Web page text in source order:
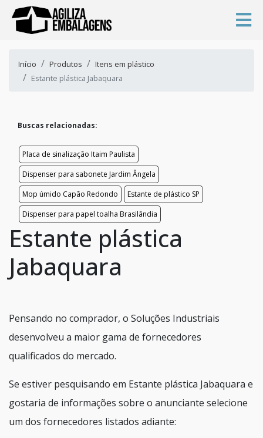
Início Produtos
Itens em plástico
Estante plástica Jabaquara
Buscas relacionadas:
Placa de sinalização Itaim Paulista
Dispenser para sabonete Jardim Ângela
Mop úmido Capão Redondo
Estante de plástico SP
Dispenser para papel toalha Brasilândia
Estante plástica
Jabaquara
Pensando no comprador, o Soluções Industriais
desenvolveu a maior gama de fornecedores
qualificados do mercado.
Se estiver pesquisando em Estante plástica Jabaquara e
gostaria de informações sobre o anunciante selecione
um dos fornecedores listados adiante: